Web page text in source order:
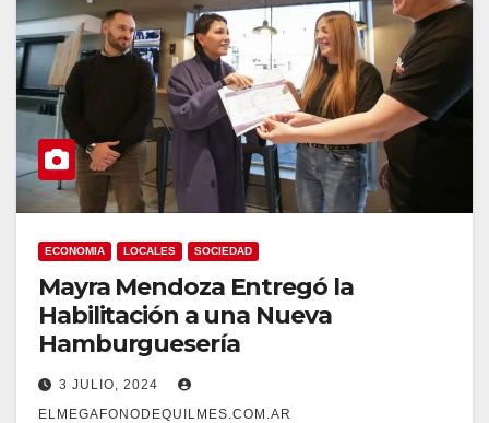
ECONOMIA LOCALES SOCIEDAD
Mayra Mendoza Entregó la
Habilitación a una Nueva
Hamburguesería
3 JULIO, 2024
ELMEGAFONODEQUILMES.COM.AR